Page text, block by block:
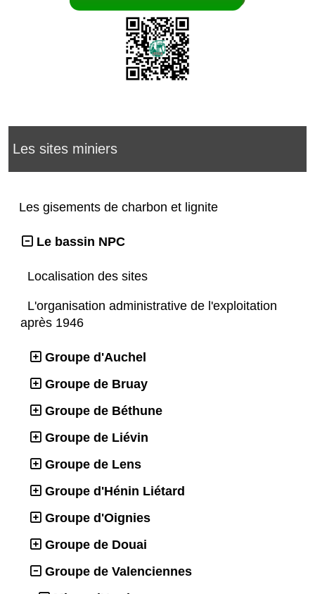
Les sites miniers
Les gisements de charbon et lignite
Le bassin NPC
Localisation des sites
L'organisation administrative de l'exploitation
après 1946
Groupe d'Auchel
Groupe de Bruay
Groupe de Béthune
Groupe de Liévin
Groupe de Lens
Groupe d'Hénin Liétard
Groupe d'Oignies
Groupe de Douai
Groupe de Valenciennes